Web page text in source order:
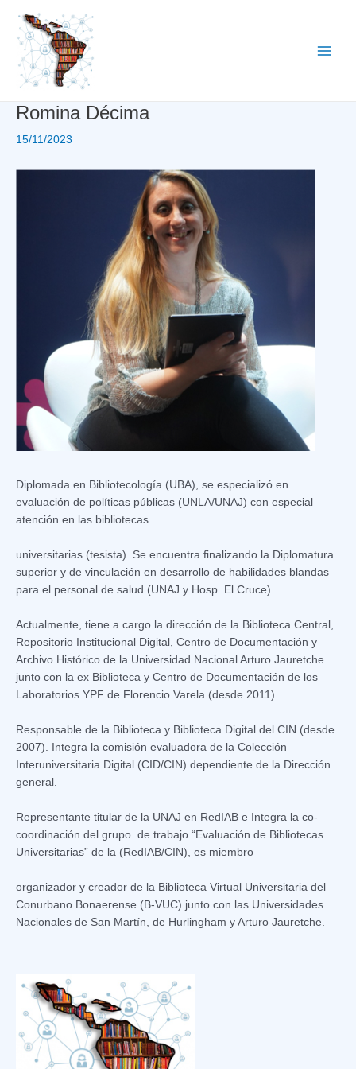
contenido
Romina Décima
15/11/2023
Diplomada en Bibliotecología (UBA), se especializó en
evaluación de políticas públicas (UNLA/UNAJ) con especial
atención en las bibliotecas
universitarias (tesista). Se encuentra finalizando la Diplomatura
superior y de vinculación en desarrollo de habilidades blandas
para el personal de salud (UNAJ y Hosp. El Cruce).
Actualmente, tiene a cargo la dirección de la Biblioteca Central,
Repositorio Institucional Digital, Centro de Documentación y
Archivo Histórico de la Universidad Nacional Arturo Jauretche
junto con la ex Biblioteca y Centro de Documentación de los
Laboratorios YPF de Florencio Varela (desde 2011).
Responsable de la Biblioteca y Biblioteca Digital del CIN (desde
2007). Integra la comisión evaluadora de la Colección
Interuniversitaria Digital (CID/CIN) dependiente de la Dirección
general.
Representante titular de la UNAJ en RedIAB e Integra la co-
coordinación del grupo de trabajo “Evaluación de Bibliotecas
Universitarias” de la (RedIAB/CIN), es miembro
organizador y creador de la Biblioteca Virtual Universitaria del
Conurbano Bonaerense (B-VUC) junto con las Universidades
Nacionales de San Martín, de Hurlingham y Arturo Jauretche.